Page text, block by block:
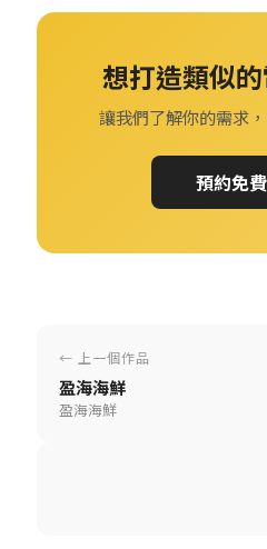
想打造類似
讓我們了解你的需求
預約免
← 上一個作品
盈海海鮮
盈海海鮮